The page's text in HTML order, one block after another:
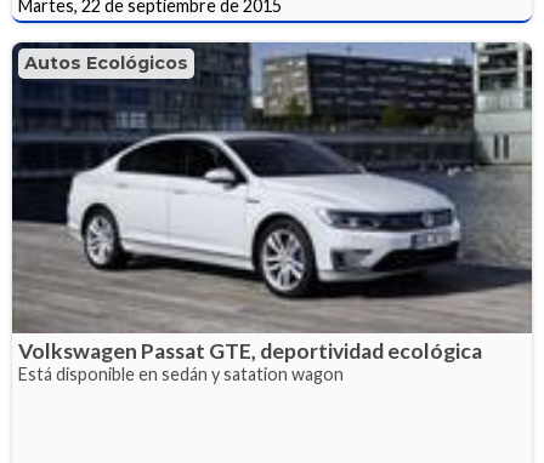
Martes, 22 de septiembre de 2015
Autos Ecológicos
Volkswagen Passat GTE, deportividad ecológica
Está disponible en sedán y satation wagon